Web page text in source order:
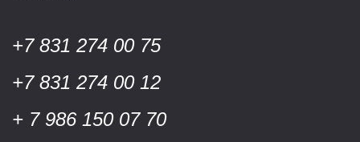
+7 831 274 00 75
+7 831 274 00 12
+ 7 986 150 07 70